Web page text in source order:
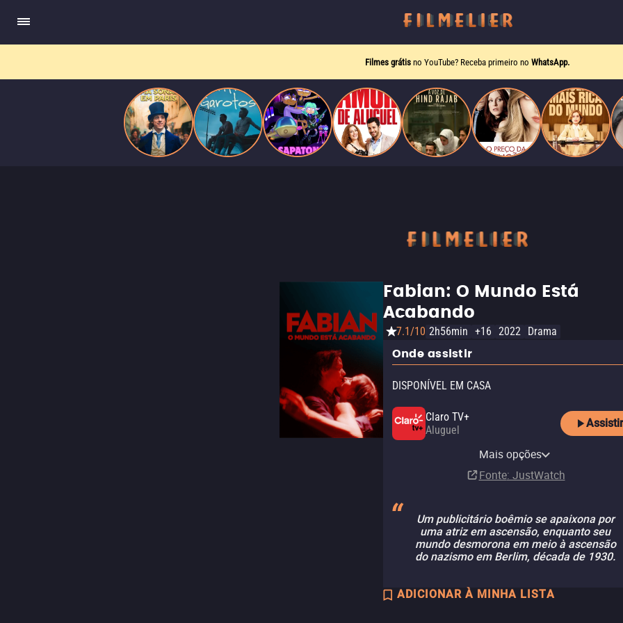
Filmes grátis no YouTube? Receba primeiro no WhatsApp.
Fabian: O Mundo Está
Acabando
7.1/10 2h56min +16 2022 Drama
Onde assistir
DISPONÍVEL EM CASA
Claro TV+
Aluguel
Assistir
Vivo Play
MUBI
AssinaturaMais opções
Fonte: JustWatch
Um publicitário boêmio se apaixona por
uma atriz em ascensão, enquanto seu
mundo desmorona em meio à ascensão
do nazismo em Berlim, década de 1930.
ADICIONAR À MINHA LISTA
Paris
meio a círculos aristocráticos e reais.